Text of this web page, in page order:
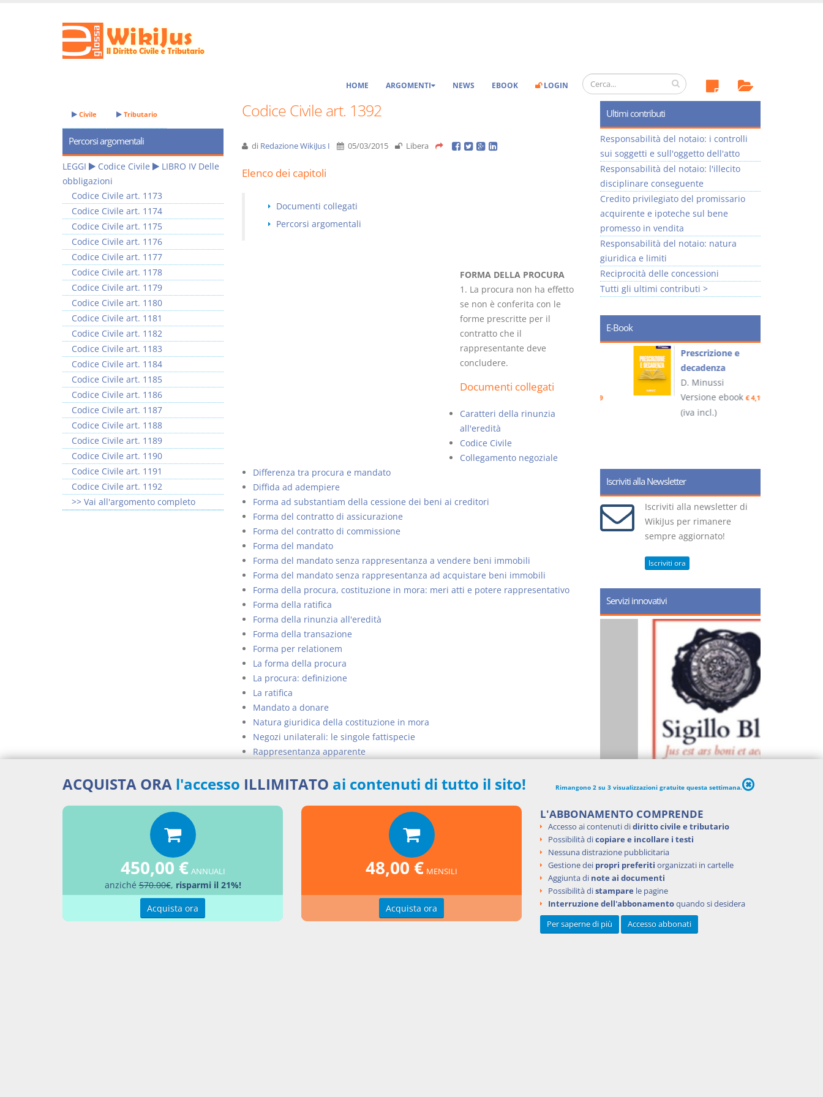
HOME ARGOMENTI NEWS EBOOK LOGIN
Codice Civile art. 1392
di Redazione WikiJus I 05/03/2015 Libera
Elenco dei capitoli
Documenti collegati
Percorsi argomentali
FORMA DELLA PROCURA
1. La procura non ha effetto
se non è conferita con le
forme prescritte per il
contratto che il
rappresentante deve
concludere.
Documenti collegati
Caratteri della rinunzia
all'eredità
Codice Civile
Collegamento negoziale
Differenza tra procura e mandato
Diffida ad adempiere
Forma ad substantiam della cessione dei beni ai creditori
Forma del contratto di assicurazione
Forma del contratto di commissione
Forma del mandato
Forma del mandato senza rappresentanza a vendere beni immobili
Forma del mandato senza rappresentanza ad acquistare beni immobili
Forma della procura, costituzione in mora: meri atti e potere rappresentativo
Forma della ratifica
Forma della rinunzia all'eredità
Forma della transazione
Forma per relationem
La forma della procura
La procura: definizione
La ratifica
Mandato a donare
Natura giuridica della costituzione in mora
Negozi unilaterali: le singole fattispecie
Rappresentanza apparente
Ulteriori applicazioni del principio dell'apparenza
Percorsi argomentali
LIBRO IV Delle obbligazioni
Civile Tributario
Percorsi argomentali
LEGGI Codice Civile
LIBRO IV Delle
obbligazioni
Codice Civile art. 1173
Codice Civile art. 1174
Codice Civile art. 1175
Codice Civile art. 1176
Codice Civile art. 1177
Codice Civile art. 1178
Codice Civile art. 1179
Codice Civile art. 1180
Codice Civile art. 1181
Codice Civile art. 1182
Codice Civile art. 1183
Codice Civile art. 1184
Codice Civile art. 1185
Codice Civile art. 1186
Codice Civile art. 1187
Codice Civile art. 1188
Codice Civile art. 1189
Codice Civile art. 1190
Codice Civile art. 1191
Codice Civile art. 1192
>> Vai all'argomento completo
Ultimi contributi
Responsabilità del notaio: i controlli
sui soggetti e sull'oggetto dell'atto
Responsabilità del notaio: l'illecito
disciplinare conseguente
Credito privilegiato del promissario
acquirente e ipoteche sul bene
promesso in vendita
Responsabilità del notaio: natura
giuridica e limiti
Reciprocità delle concessioni
Tutti gli ultimi contributi >
E-Book
Usufrutto Uso e
Abitazione
D. Minussi
Versione ebook
(iva incl.)
Prescrizione e
decadenza
D. Minussi
Versione ebook€ 4,19
(iva incl.)
Iscriviti alla Newsletter
Iscriviti alla newsletter di
WikiJus per rimanere
sempre aggiornato!
Iscriviti ora
Servizi innovativi
ACQUISTA ORA l'accesso ILLIMITATO ai contenuti di tutto il sito! Rimangono 2 su 3 visualizzazioni gratuite questa settimana.
450,00 € ANNUALI
anziché570.00€, risparmi il 21%!
Acquista ora
48,00 € MENSILI
Acquista ora
L'ABBONAMENTO COMPRENDE
Accesso ai contenuti didiritto civile e tributario
Possibilità dicopiare e incollare i testi
Nessuna distrazione pubblicitaria
Gestione dei propri preferiti organizzati in cartelle
Aggiunta di note ai documenti
Possibilità distampare le pagine
Interruzione dell'abbonamentoquando si desidera
Per saperne di più
Accesso abbonati